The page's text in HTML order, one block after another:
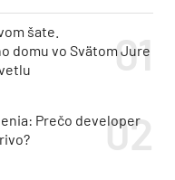
šate.
domu vo Svätom Jure
Prečo developer